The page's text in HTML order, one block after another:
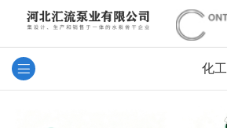
化